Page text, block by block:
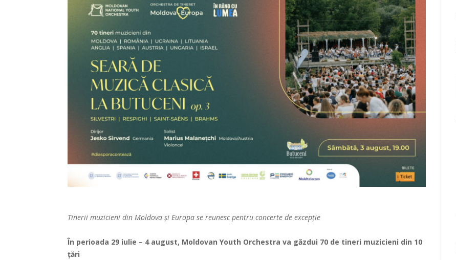
Tinerii muzicieni din Moldova și Europa se reunesc pentru concerte de excepție
În perioada 29 iulie – 4 august, Moldovan Youth Orchestra va găzdui 70 de tineri muzicieni din 10
țări